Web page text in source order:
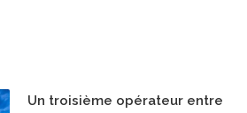
Un troisième opérateur entre